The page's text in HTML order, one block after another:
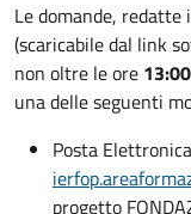
Le domande,
(scaricabile dal link
non oltre le ore
una delle seguenti
Posta
ierfop.
progetto